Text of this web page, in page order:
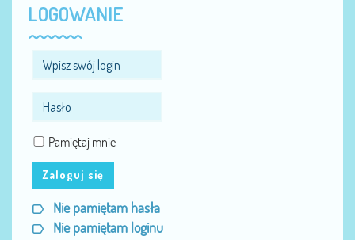
LOGOWANIE
Pamiętaj mnie
Zaloguj się
Nie pamiętam hasła
Nie pamiętam loginu